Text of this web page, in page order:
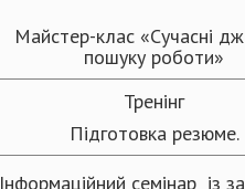
Майстер-клас «Сучасні
пошуку роботи»
Тренінг
Підготовка резюме.
Інформаційний семінар із